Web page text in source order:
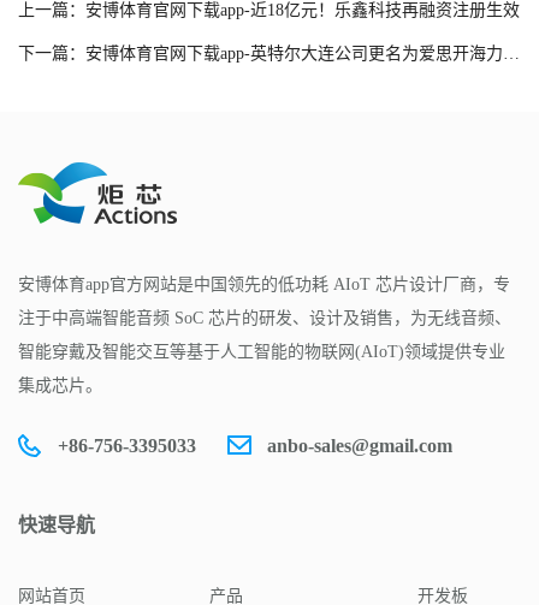
上一篇：安博体育官网下载app-近18亿元！乐鑫科技再融资注册生效
下一篇：安博体育官网下载app-英特尔大连公司更名为爱思开海力士，注册资本由5000万元变更为3.58亿元
安博体育app官方网站是中国领先的低功耗 AIoT 芯片设计厂商，专
注于中高端智能音频 SoC 芯片的研发、设计及销售，为无线音频、
智能穿戴及智能交互等基于人工智能的物联网(AIoT)领域提供专业
集成芯片。
+86-756-3395033 anbo-sales@gmail.com
快速导航
网站首页 产品 开发板